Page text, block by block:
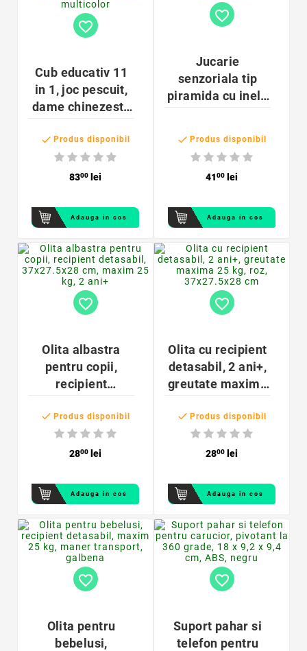
favorite_border
Cub educativ 11
in 1, joc pescuit,
dame chinezesti,
forme, ceas,
labirint margele,
lemn multicolor
 Produs disponibil
8300 lei
Adauga in cos
favorite_border
Jucarie
senzoriala tip
piramida cu inele
multicolor
 Produs disponibil
4100 lei
Adauga in cos
favorite_border
Olita albastra
pentru copii,
recipient
37x27.5x28 cm,
maxim 25 kg, 2
ani+
 Produs disponibil
2800 lei
Adauga in cos
favorite_border
Olita cu recipient
detasabil, 2 ani+,
greutate maxima
37x27.5x28 cm
 Produs disponibil
2800 lei
Adauga in cos
favorite_border
Olita pentru
bebelusi,
favorite_border
Suport pahar si
telefon pentru